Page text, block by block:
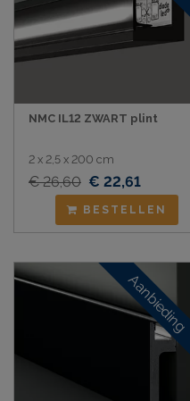
NMC IL12 ZWART plint
2 x 2,5 x 200 cm
€ 26,60 € 22,61
BESTELLEN
Aanbieding